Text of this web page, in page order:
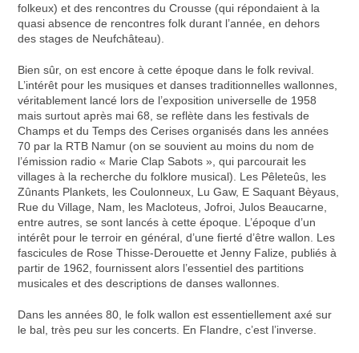
folkeux) et des rencontres du Crousse (qui répondaient à la
quasi absence de rencontres folk durant l’année, en dehors
des stages de Neufchâteau).
Bien sûr, on est encore à cette époque dans le folk revival.
L’intérêt pour les musiques et danses traditionnelles wallonnes,
véritablement lancé lors de l’exposition universelle de 1958
mais surtout après mai 68, se reflète dans les festivals de
Champs et du Temps des Cerises organisés dans les années
70 par la RTB Namur (on se souvient au moins du nom de
l’émission radio « Marie Clap Sabots », qui parcourait les
villages à la recherche du folklore musical). Les Pêleteûs, les
Zûnants Plankets, les Coulonneux, Lu Gaw, E Saquant Bèyaus,
Rue du Village, Nam, les Macloteus, Jofroi, Julos Beaucarne,
entre autres, se sont lancés à cette époque. L’époque d’un
intérêt pour le terroir en général, d’une fierté d’être wallon. Les
fascicules de Rose Thisse-Derouette et Jenny Falize, publiés à
partir de 1962, fournissent alors l’essentiel des partitions
musicales et des descriptions de danses wallonnes.
Dans les années 80, le folk wallon est essentiellement axé sur
le bal, très peu sur les concerts. En Flandre, c’est l’inverse.